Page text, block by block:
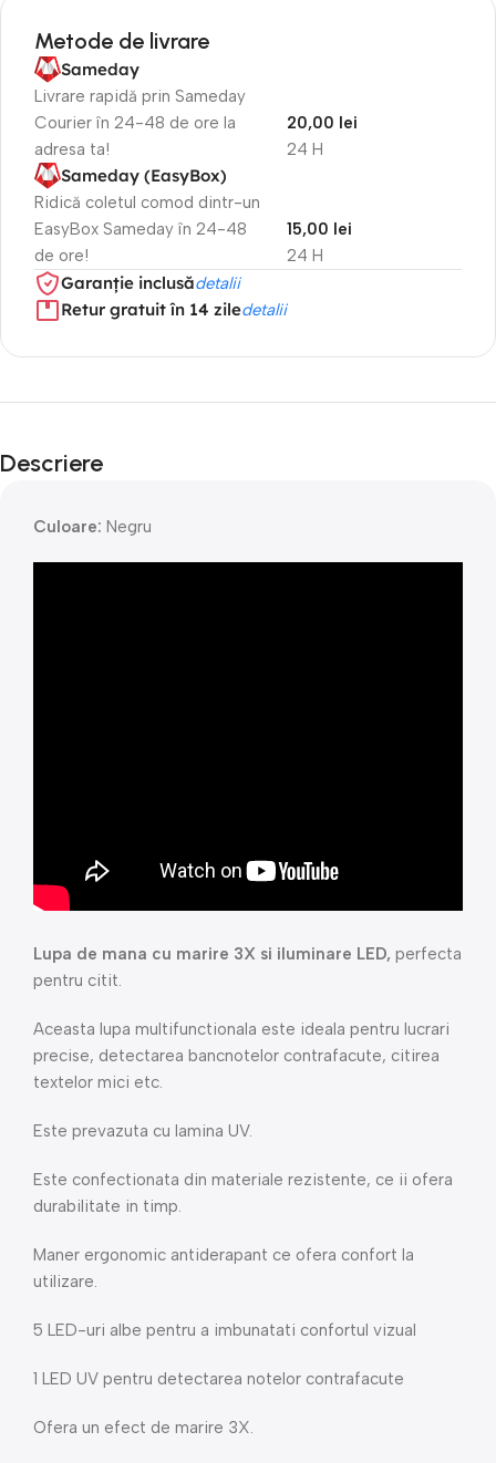
Metode de livrare
Sameday
Livrare rapidă prin Sameday
Courier în 24-48 de ore la
adresa ta!
24 H
20,00 lei
Sameday (EasyBox)
Ridică coletul comod dintr-un
EasyBox Sameday în 24-48
de ore!
24 H
15,00 lei
Garanție inclusădetalii
Retur gratuit în 14 ziledetalii
Descriere
Culoare: Negru
Lupa de mana cu marire 3X si iluminare LED, perfecta
pentru citit.
Aceasta lupa multifunctionala este ideala pentru lucrari
precise, detectarea bancnotelor contrafacute, citirea
textelor mici etc.
Este prevazuta cu lamina UV.
Este confectionata din materiale rezistente, ce ii ofera
durabilitate in timp.
Maner ergonomic antiderapant ce ofera confort la
utilizare.
5 LED-uri albe pentru a imbunatati confortul vizual
1 LED UV pentru detectarea notelor contrafacute
Ofera un efect de marire 3X.